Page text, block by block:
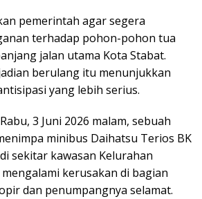
pemerintah agar segera
terhadap pohon-pohon tua
jalan utama Kota Stabat.
berulang itu menunjukkan
yang lebih serius.
3 Juni 2026 malam, sebuah
minibus Daihatsu Terios BK
sekitar kawasan Kelurahan
kerusakan di bagian
dan penumpangnya selamat.